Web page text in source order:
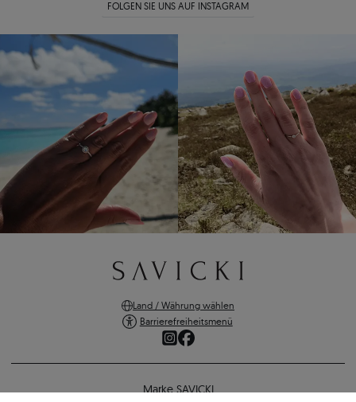
FOLGEN SIE UNS AUF INSTAGRAM
Land / Währung wählen
Barrierefreiheitsmenü
Marke SAVICKI